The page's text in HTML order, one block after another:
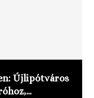
Újlipótváros